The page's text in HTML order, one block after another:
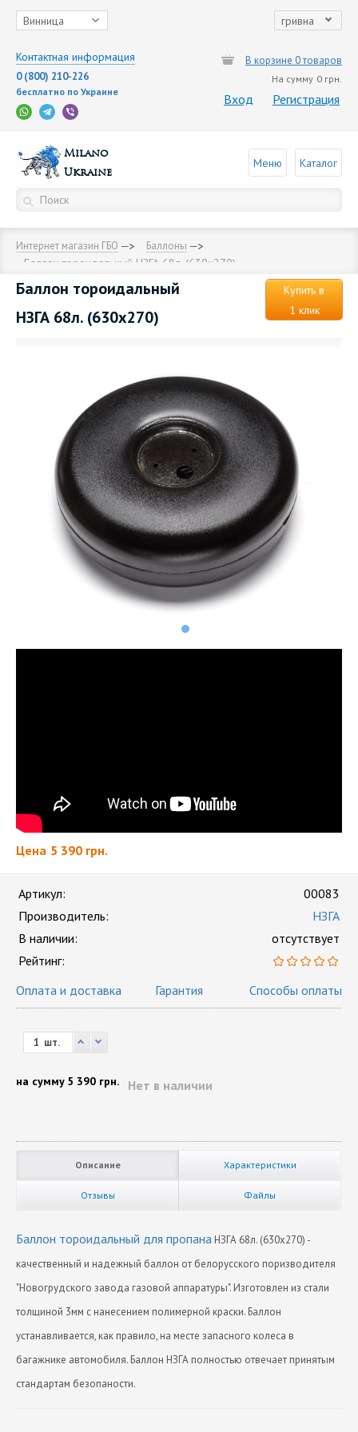
Винница гривна
Контактная информация
0 (800) 210-226
бесплатно по Украине
В корзине 0 товаров
На сумму 0 грн.
Вход Регистрация
Milano
Ukraine
Меню Каталог
Интернет магазин ГБО Баллоны
Баллон тороидальный НЗГА 68л. (630х270)
Баллон тороидальный
НЗГА 68л. (630х270)
Купить в
1 клик
Цена 5 390 грн.
Артикул:
00083
Производитель:
НЗГА
В наличии:
отсутствует
Рейтинг:
Оплата и доставка
Гарантия Способы оплаты
шт.
Нет в наличии
на сумму 5 390 грн.
Описание Характеристики
Отзывы Файлы
Баллон тороидальный для пропана НЗГА 68л. (630х270) -
качественный и надежный баллон от белорусского поризводителя
"Новогрудского завода газовой аппаратуры". Изготовлен из стали
толщиной 3мм с нанесением полимерной краски. Баллон
устанавливается, как правило, на месте запасного колеса в
багажнике автомобиля. Баллон НЗГА полностью отвечает принятым
стандартам безопаности.